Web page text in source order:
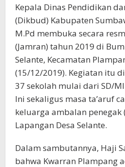
Kepala Dinas Pendidikan
(Dikbud) Kabupaten
M.Pd membuka secara
(Jamran) tahun 2019 di
Selante, Kecamatan
(15/12/2019). Kegiatan itu
37 sekolah mulai dari SD/
Ini sekaligus masa ta’aruf
keluarga ambalan penegak
Lapangan Desa Selante.
Dalam sambutannya, Haji
bahwa Kwarran Plampang